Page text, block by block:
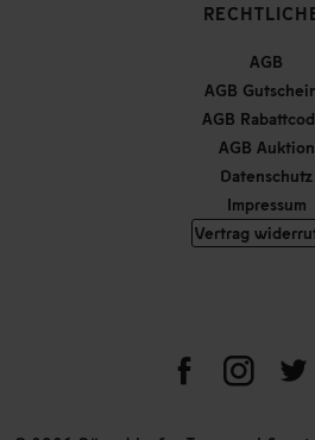
AGB
AGB
AGB
AGB Auktion
Datenschutz
Impressum
Vertrag